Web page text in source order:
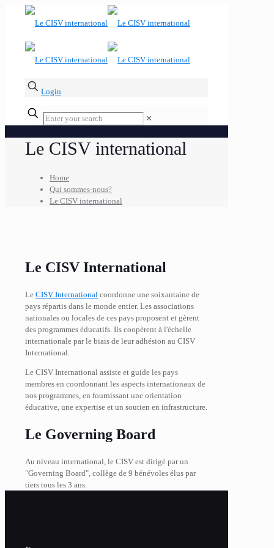
Login
✕
Le CISV international
Home
Qui sommes-nous?
Le CISV international
Le CISV International
Le CISV International coordonne une soixantaine de
pays répartis dans le monde entier. Les associations
nationales ou locales de ces pays proposent et gèrent
des programmes éducatifs. Ils coopèrent à l'échelle
internationale par le biais de leur adhésion au CISV
International.
Le CISV International assiste et guide les pays
membres en coordonnant les aspects internationaux de
nos programmes, en fournissant une orientation
éducative, une expertise et un soutien en infrastructure.
Le Governing Board
Au niveau international, le CISV est dirigé par un
"Governing Board", collège de 9 bénévoles élus par
tiers tous les 3 ans.